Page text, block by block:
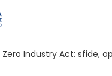
Zero Industry Act: sfide,